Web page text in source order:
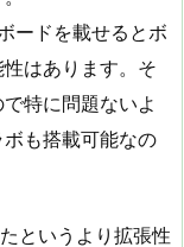
ードを載せるとボ
はあります。そ
特に問題ないよ
も搭載可能なの
というより拡張性